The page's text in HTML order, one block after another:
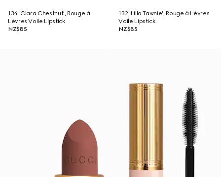
134 'Clara Chestnut', Rouge à
Lèvres Voile Lipstick
NZ$85
132 'Lilla Tawnie', Rouge à Lèvres
Voile Lipstick
NZ$85